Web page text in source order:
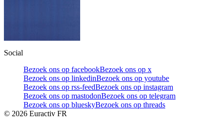
Social
Bezoek ons op facebookBezoek ons op x
Bezoek ons op linkedinBezoek ons op youtube
Bezoek ons op rss-feedBezoek ons op instagram
Bezoek ons op mastodonBezoek ons op telegram
Bezoek ons op blueskyBezoek ons op threads
© 2026 Euractiv FR